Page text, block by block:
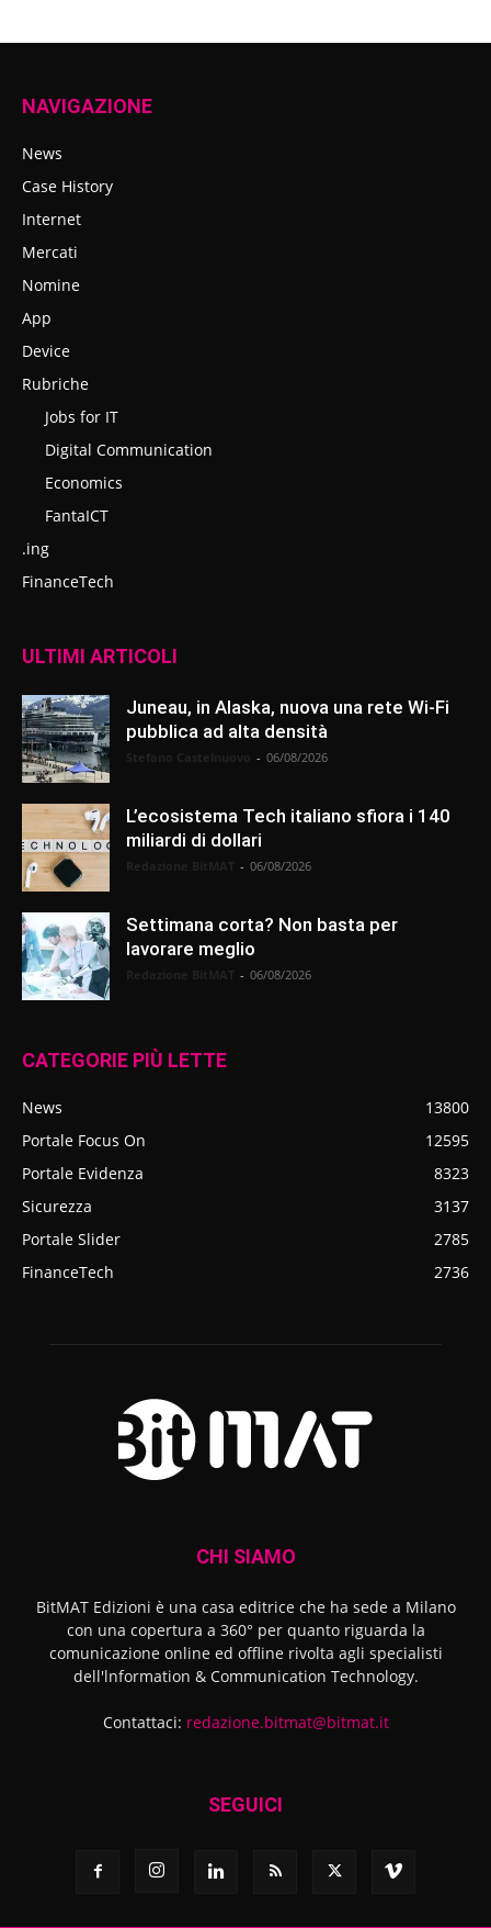
NAVIGAZIONE
News
Case History
Internet
Mercati
Nomine
App
Device
Rubriche
Jobs for IT
Digital Communication
Economics
FantaICT
.ing
FinanceTech
ULTIMI ARTICOLI
Juneau, in Alaska, nuova una rete Wi-Fi
pubblica ad alta densità
- 06/08/2026
L’ecosistema Tech italiano sfiora i 140
miliardi di dollari
- 06/08/2026
Settimana corta? Non basta per
lavorare meglio
- 06/08/2026
CATEGORIE PIÙ LETTE
News
13800
Portale Focus On
12595
Portale Evidenza
8323
Sicurezza
3137
Portale Slider
2785
FinanceTech
2736
CHI SIAMO
BitMAT Edizioni è una casa editrice che ha sede a Milano
con una copertura a 360° per quanto riguarda la
comunicazione online ed offline rivolta agli specialisti
dell'lnformation & Communication Technology.
Contattaci: redazione.bitmat@bitmat.it
SEGUICI